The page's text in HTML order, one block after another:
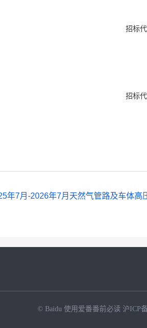
招标
招标
年7月-2026年7月天然气管路及车体高
© Baidu 使用爱番番前必读 沪ICP